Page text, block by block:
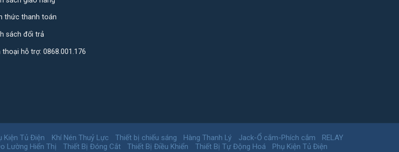
thức thanh toán
sách đổi trả
thoại hỗ trợ: 0868.001.176
Kiện Tủ Điện Khí Nén Thuỷ Lực Thiết bị chiếu sáng Hàng Thanh Lý Jack-Ổ cắm-Phích cắm
RELAY
Lường Hiển Thị Thiết Bị Đóng Cắt Thiết Bị Điều Khiển Thiết Bị Tự Động Hoá Phụ Kiện Tủ Điện